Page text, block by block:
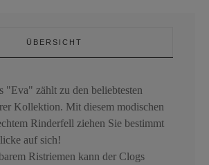
ÜBERSICHT
"Eva" zählt zu den beliebtesten
Kollektion. Mit diesem modischen
Rinderfell ziehen Sie bestimmt
auf sich!
Ristriemen kann der Clogs